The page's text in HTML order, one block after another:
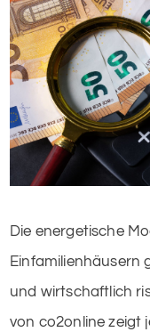
Die energetische
Einfamilienhäusern
und wirtschaftlich
von co2online zeigt